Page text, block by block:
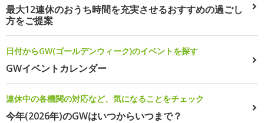
最大12連休のおうち時間を充実させるおすすめの過ごし
方をご提案
日付からGW(ゴールデンウィーク)のイベントを探す
GWイベントカレンダー
連休中の各機関の対応など、気になることをチェック
今年(2026年)のGWはいつからいつまで？